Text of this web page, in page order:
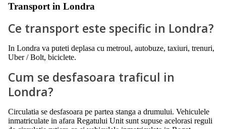
Transport in Londra
Ce transport este specific in Londra?
In Londra va puteti deplasa cu metroul, autobuze, taxiuri, trenuri,
Uber / Bolt, biciclete.
Cum se desfasoara traficul in
Londra?
Circulatia se desfasoara pe partea stanga a drumului. Vehiculele
inmatriculate in afara Regatului Unit sunt supuse acelorasi reguli